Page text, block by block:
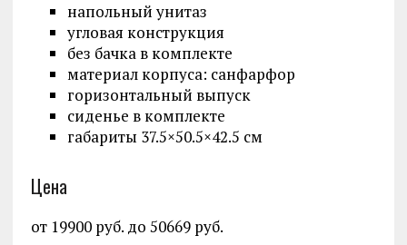
напольный унитаз
угловая конструкция
без бачка в комплекте
материал корпуса: санфарфор
горизонтальный выпуск
сиденье в комплекте
габариты 37.5×50.5×42.5 см
Цена
от 19900 руб. до 50669 руб.